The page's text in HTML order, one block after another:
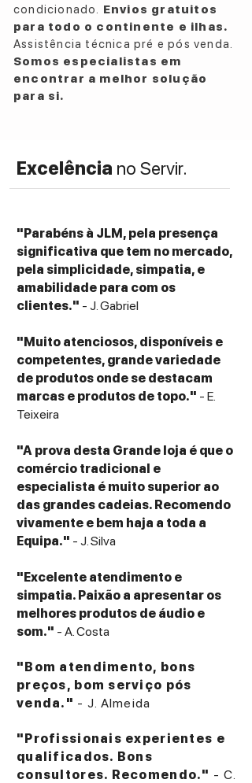
condicionado. Envios gratuitos
para todo o continente e ilhas.
Assistência técnica pré e pós venda.
Somos especialistas em
encontrar a melhor solução
para si.
Excelência no Servir.
"Parabéns à JLM, pela presença
significativa que tem no mercado,
pela simplicidade, simpatia, e
amabilidade para com os
clientes." - J. Gabriel
"Muito atenciosos, disponíveis e
competentes, grande variedade
de produtos onde se destacam
marcas e produtos de topo." - E.
Teixeira
"A prova desta Grande loja é que o
comércio tradicional e
especialista é muito superior ao
das grandes cadeias. Recomendo
vivamente e bem haja a toda a
Equipa." - J. Silva
"Excelente atendimento e
simpatia. Paixão a apresentar os
melhores produtos de áudio e
som." - A. Costa
"Bom atendimento, bons
preços, bom serviço pós
venda." - J. Almeida
"Profissionais experientes e
qualificados. Bons
consultores. Recomendo." - C.